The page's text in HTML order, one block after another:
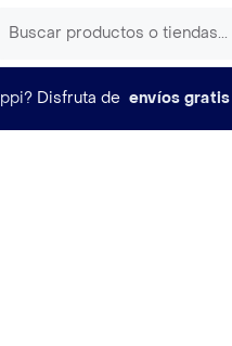
Disfruta de envíos